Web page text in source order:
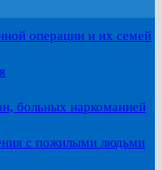
операции и их семей
больных наркоманией
с пожилыми людьми